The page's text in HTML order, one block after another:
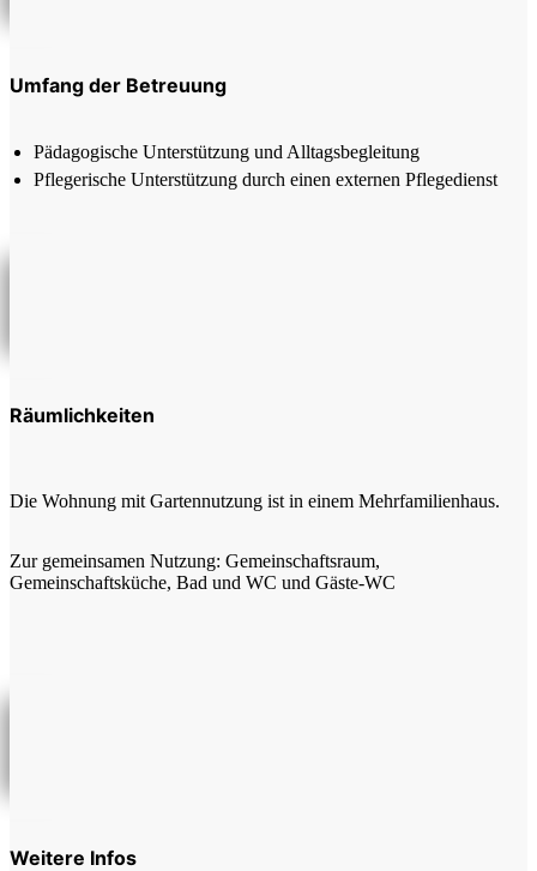
Umfang der Betreuung
Pädagogische Unterstützung und Alltagsbegleitung
Pflegerische Unterstützung durch einen externen Pflegedienst
Räumlichkeiten
Die Wohnung mit Gartennutzung ist in einem Mehrfamilienhaus.
Zur gemeinsamen Nutzung: Gemeinschaftsraum,
Gemeinschaftsküche, Bad und WC und Gäste-WC
Weitere Infos